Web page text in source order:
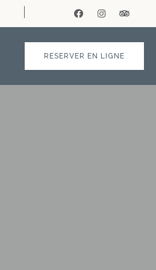
RESERVER EN LIGNE